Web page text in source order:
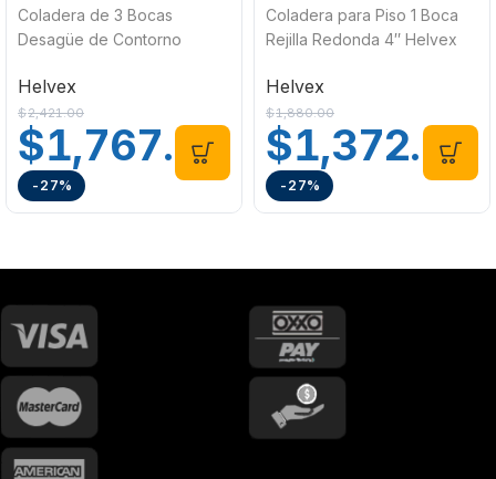
Coladera de 3 Bocas
Desagüe de Contorno
Helvex 25-HLI
Helvex
$2,421.00
$1,767.00
-27%
Coladera para Piso 1 Boca
Rejilla Redonda 4″ Helvex
Helvex
$1,880.00
$1,372.00
-27%